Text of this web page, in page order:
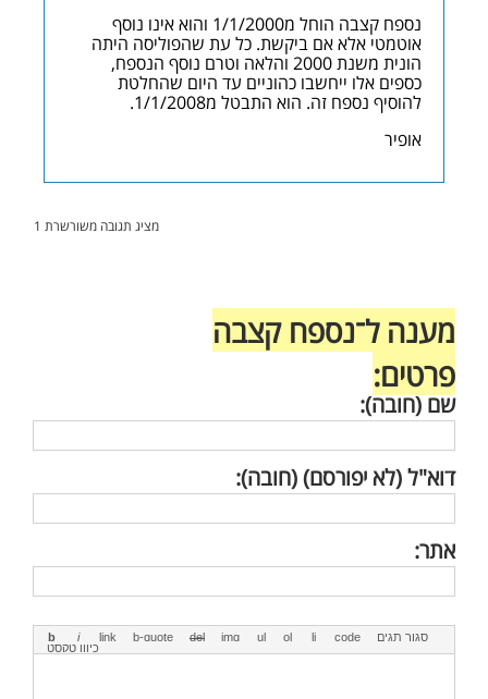
נספח קצבה הוחל מ1/1/2000 והוא אינו נוסף
אוטמטי אלא אם ביקשת. כל עת שהפוליסה היתה
הונית משנת 2000 והלאה וטרם נוסף הנספח,
כספים אלו ייחשבו כהוניים עד היום שהחלטת
להוסיף נספח זה. הוא התבטל מ1/1/2008.
אופיר
מציג תגובה משורשרת 1
מענה ל־נספח קצבה
פרטים:
שם (חובה):
דוא"ל (לא יפורסם) (חובה):
אתר: